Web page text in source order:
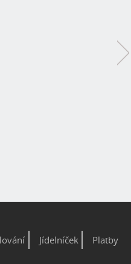
Jídelníček
Platby